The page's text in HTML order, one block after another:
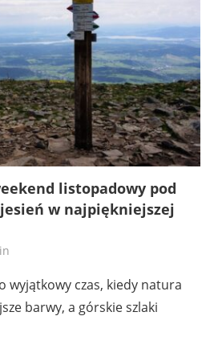
listopadowy pod
w najpiękniejszej
wyjątkowy czas, kiedy natura
barwy, a górskie szlaki